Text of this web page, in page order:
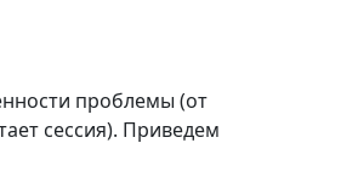
проблемы (от
сессия). Приведем